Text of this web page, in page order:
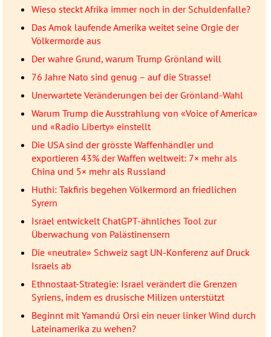
Wieso steckt Afrika immer noch in der Schuldenfalle?
Das Amok laufende Amerika weitet seine Orgie der
Völkermorde aus
Der wahre Grund, warum Trump Grönland will
76 Jahre Nato sind genug – auf die Strasse!
Unerwartete Veränderungen bei der Grönland-Wahl
Warum Trump die Ausstrahlung von «Voice of America»
und «Radio Liberty» einstellt
Die USA sind der grösste Waffenhändler und
exportieren 43% der Waffen weltweit: 7× mehr als
China und 5× mehr als Russland
Huthi: Takfiris begehen Völkermord an friedlichen
Syrern
Israel entwickelt ChatGPT-ähnliches Tool zur
Überwachung von Palästinensern
Die «neutrale» Schweiz sagt UN-Konferenz auf Druck
Israels ab
Ethnostaat-Strategie: Israel verändert die Grenzen
Syriens, indem es drusische Milizen unterstützt
Beginnt mit Yamandú Orsi ein neuer linker Wind durch
Lateinamerika zu wehen?